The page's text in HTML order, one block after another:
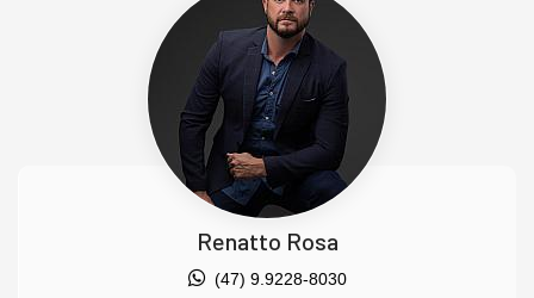
Os valores estão sujeitos a alteração sem aviso prévio.
Características do Imóvel
Características do Empreendimento
Renatto Rosa
(47) 9.9228-8030